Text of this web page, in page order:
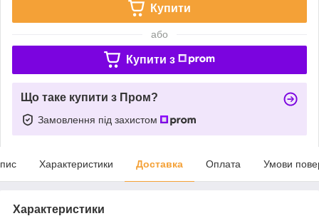
Купити
або
Купити з
Що таке купити з Пром?
Замовлення під захистом
Характеристики Доставка Оплата Умови
Характеристики